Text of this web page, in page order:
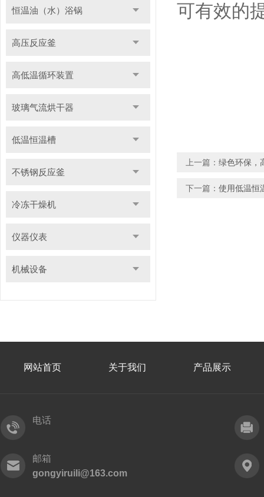
恒温油（水）浴锅
高压反应釜
高低温循环装置
玻璃气流烘干器
低温恒温槽
不锈钢反应釜
冷冻干燥机
仪器仪表
机械设备
可有效的
上一篇： 绿色环保，
下一篇： 使用低温恒
网站首页 关于我们 产品展示
电话
邮箱
gongyiruili@163.com